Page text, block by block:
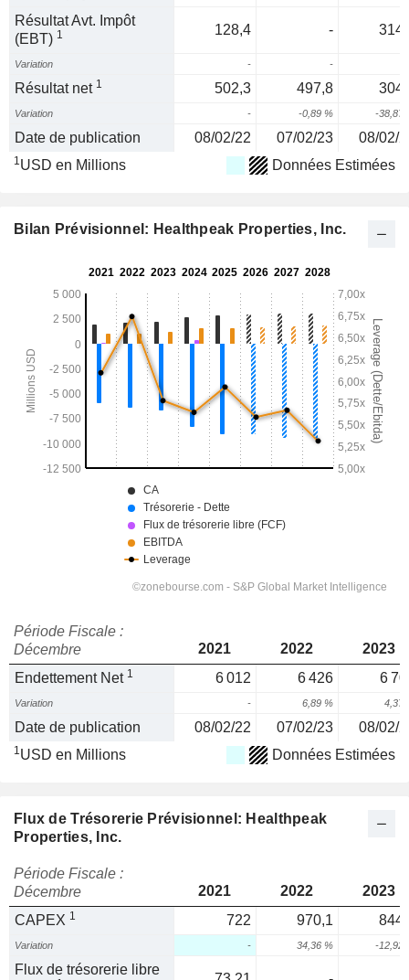
Résultat Avt. Impôt
(EBT) 1 128,4 -
Variation - -
Résultat net 1 502,3 497,8
Variation - -0,89 % -38,87
Date de publication 08/02/22 07/02/23 08/02/
1USD en Millions Données Estimées
Bilan Prévisionnel: Healthpeak Properties, Inc.
Période Fiscale :
Décembre
2021 2022
2023
Endettement Net 1 6 012 6 426 6
Variation - 6,89 % 4,37
Date de publication 08/02/22 07/02/23 08/02/
1USD en Millions Données Estimées
Flux de Trésorerie Prévisionnel: Healthpeak
Properties, Inc.
Période Fiscale :
Décembre
2021 2022
2023
CAPEX 1 722 970,1
Variation - 34,36 % -12,92
Flux de trésorerie libre